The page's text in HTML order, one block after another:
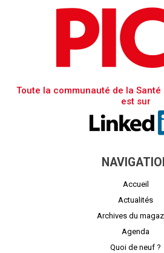
Toute la communauté de la
est sur
Accueil
Actualités
Archives du
Agenda
Quoi de neuf ?